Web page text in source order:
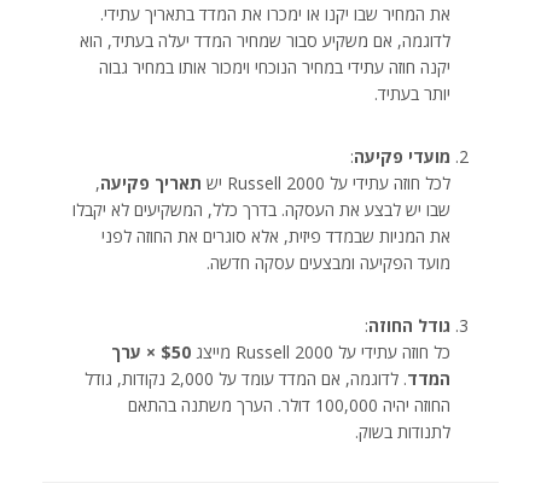
את המחיר שבו יקנו או ימכרו את המדד בתאריך עתידי.
לדוגמה, אם משקיע סבור שמחיר המדד יעלה בעתיד, הוא
יקנה חוזה עתידי במחיר הנוכחי וימכור אותו במחיר גבוה
יותר בעתיד.
מועדי פקיעה:
לכל חוזה עתידי על Russell 2000 יש
תאריך פקיעה,
שבו יש לבצע את העסקה. בדרך כלל, המשקיעים לא יקבלו
את המניות שבמדד פיזית, אלא סוגרים את החוזה לפני
מועד הפקיעה ומבצעים עסקה חדשה.
גודל החוזה:
כל חוזה עתידי על Russell 2000 מייצג
$50 × ערך
המדד
. לדוגמה, אם המדד עומד על 2,000 נקודות, גודל
החוזה יהיה 100,000 דולר. הערך משתנה בהתאם
לתנודות בשוק.